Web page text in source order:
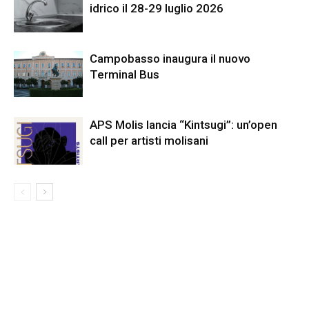
idrico il 28-29 luglio 2026
Campobasso inaugura il nuovo
Terminal Bus
APS Molis lancia “Kintsugi”: un’open
call per artisti molisani